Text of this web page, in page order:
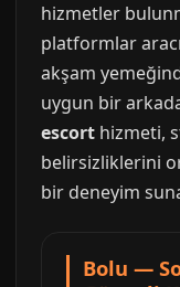
hizmetler
platformlar
akşam
uygun bir
escort hizmeti,
belirsizliklerini
bir deneyim
Bolu —